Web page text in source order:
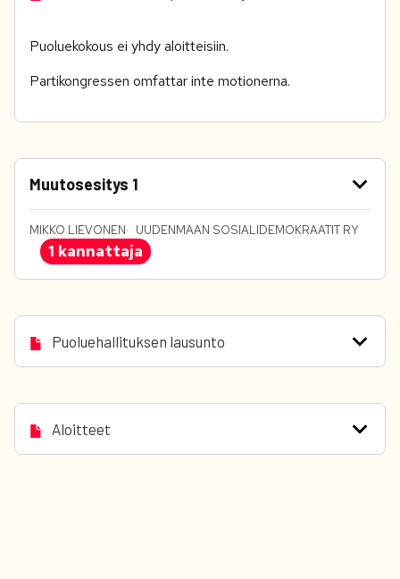
Puoluekokous ei yhdy aloitteisiin.
Partikongressen omfattar inte motionerna.
Muutosesitys 1
MIKKO LIEVONEN UUDENMAAN SOSIALIDEMOKRAATIT RY
1 kannattaja
Puoluehallituksen lausunto
Aloitteet